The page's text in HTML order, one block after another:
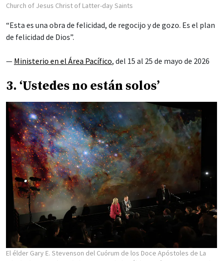
Church of Jesus Christ of Latter-day Saints
“Esta es una obra de felicidad, de regocijo y de gozo. Es el plan
de felicidad de Dios”.
— Ministerio en el Área Pacífico, del 15 al 25 de mayo de 2026
3. ‘Ustedes no están solos’
El élder Gary E. Stevenson del Cuórum de los Doce Apóstoles de La